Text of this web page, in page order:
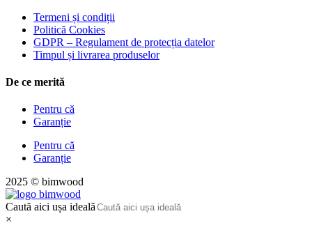
Termeni și condiții
Politică Cookies
GDPR – Regulament de protecția datelor
Timpul și livrarea produselor
De ce merită
Pentru că
Garanție
Pentru că
Garanție
2025 © bimwood
Caută aici ușa ideală
×